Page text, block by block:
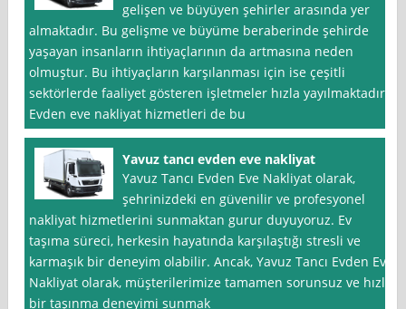
gelişen ve büyüyen şehirler arasında yer
almaktadır. Bu gelişme ve büyüme beraberinde şehirde
yaşayan insanların ihtiyaçlarının da artmasına neden
olmuştur. Bu ihtiyaçların karşılanması için ise çeşitli
sektörlerde faaliyet gösteren işletmeler hızla yayılmaktadır.
Evden eve nakliyat hizmetleri de bu
Yavuz tancı evden eve nakliyat
Yavuz Tancı Evden Eve Nakliyat olarak,
şehrinizdeki en güvenilir ve profesyonel
nakliyat hizmetlerini sunmaktan gurur duyuyoruz. Ev
taşıma süreci, herkesin hayatında karşılaştığı stresli ve
karmaşık bir deneyim olabilir. Ancak, Yavuz Tancı Evden Eve
Nakliyat olarak, müşterilerimize tamamen sorunsuz ve hızlı
bir taşınma deneyimi sunmak